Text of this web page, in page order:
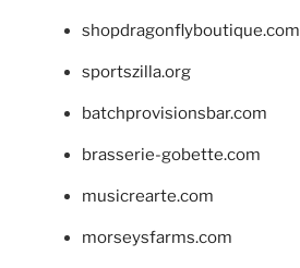
shopdragonflyboutique.com
sportszilla.org
batchprovisionsbar.com
brasserie-gobette.com
musicrearte.com
morseysfarms.com